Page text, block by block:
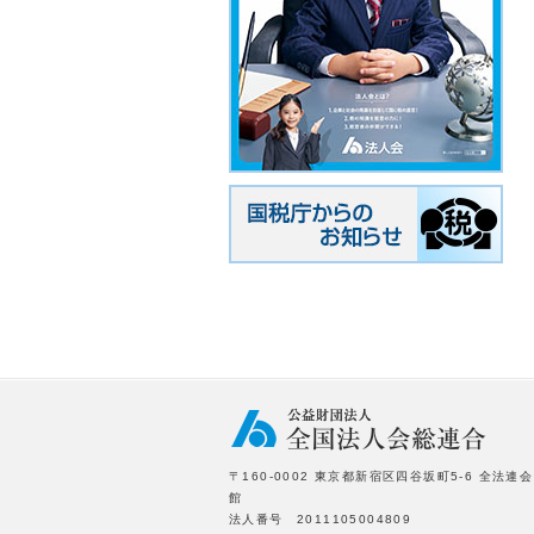
〒160-0002 東京都新宿区四谷坂町5-6 全法連会
館
法人番号 2011105004809